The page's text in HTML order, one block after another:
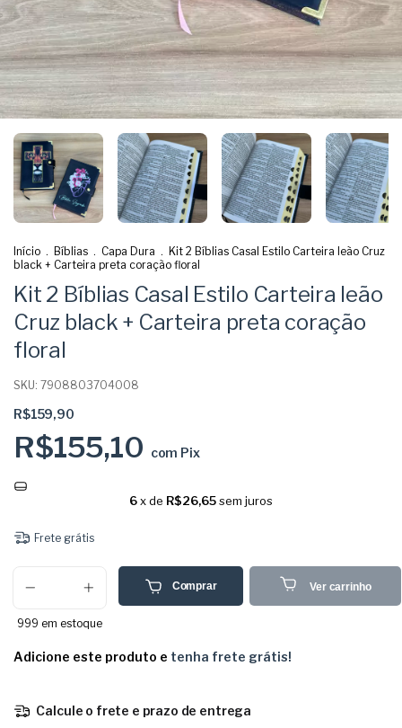
Início . Bíblias . Capa Dura . Kit 2 Bíblias Casal Estilo Carteira leão Cruz
black + Carteira preta coração floral
Kit 2 Bíblias Casal Estilo Carteira leão
Cruz black + Carteira preta coração
floral
SKU: 7908803704008
R$159,90
R$155,10 com Pix
6x de R$26,65sem juros
Frete grátis
999 em estoque
Comprar Ver carrinho
Adicione este produto e tenha frete grátis!
Calcule o frete e prazo de entrega